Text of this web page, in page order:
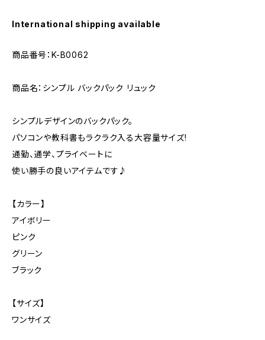
International shipping available
商品番号：K-B0062
商品名：シンプル バックパック リュック
シンプルデザインのバックパック。
パソコンや教科書もラクラク入る大容量サイズ!
通勤、通学、プライベートに
使い勝手の良いアイテムです♪
【カラー】
アイボリー
ピンク
グリーン
ブラック
【サイズ】
ワンサイズ